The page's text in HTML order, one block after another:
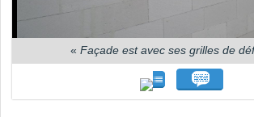
« Façade est avec ses grilles de